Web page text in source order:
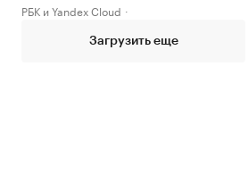
РБК и Yandex Cloud
Загрузить еще